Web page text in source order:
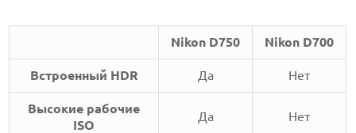
Nikon D750 Nikon D700
Встроенный HDR Да Нет
Высокие рабочие
ISO
Да Нет